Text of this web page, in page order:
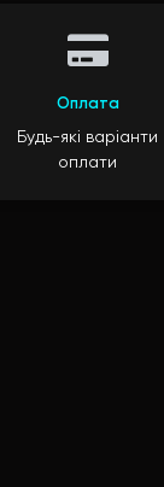
Оплата
Будь-які варіанти
оплати